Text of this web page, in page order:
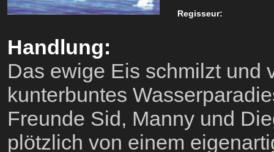
Regisseur:
Handlung:
Das ewige Eis schmilzt und
kunterbuntes
Freunde Sid, Manny und
plötzlich von einem